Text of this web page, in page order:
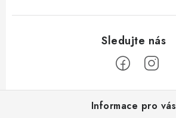
Z
Informace pro vás